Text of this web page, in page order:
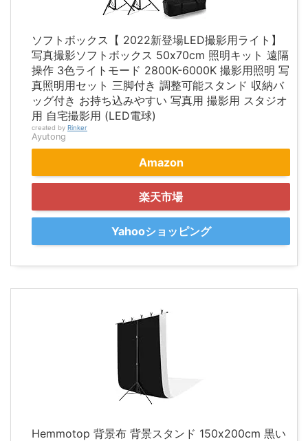
ソフトボックス【 2022新登場LED撮影用ライト】
写真撮影ソフトボックス 50x70cm 照明キット 遠隔
操作 3色ライトモード 2800K-6000K 撮影用照明 写
真照明用セット 三脚付き 調整可能スタンド 収納バ
ッグ付き お持ち込みやすい 写真用 撮影用 スタジオ
用 自宅撮影用 (LED電球)
created by Rinker
Ayutong
Amazon
楽天市場
Yahooショッピング
Hemmotop 背景布 背景スタンド 150x200cm 黒い